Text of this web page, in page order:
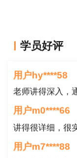
3、成绩合
出。
4、考生必
生签收的邮件
人员登记表》
或拒绝配合投
证书邮件，相
学员好评
讲的深入浅出---
老师讲得深入，
用户m0****66
用户m7****88